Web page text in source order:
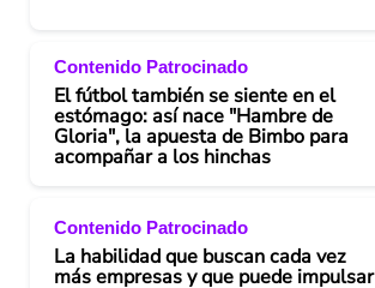
Contenido Patrocinado
El fútbol también se siente en el
estómago: así nace "Hambre de
Gloria", la apuesta de Bimbo para
acompañar a los hinchas
Contenido Patrocinado
La habilidad que buscan cada vez
más empresas y que puede impulsar